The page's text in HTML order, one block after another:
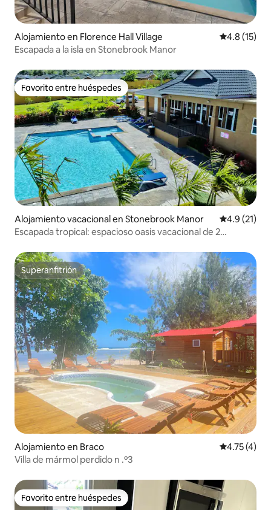
Alojamiento en Florence Hall Village Calificación
4.8 (15)
Escapada a la isla en Stonebrook Manor
Favorito entre huéspedes
Favorito entre huéspedes
Alojamiento vacacional en Stonebrook Manor Calificación
4.9 (21)
Escapada tropical: espacioso oasis vacacional de 2
Superanfitrión
Superanfitrión
Alojamiento en Braco Calificación
4.75 (4)
Villa de mármol perdido n .º3
Favorito entre huéspedes
Favorito entre huéspedes